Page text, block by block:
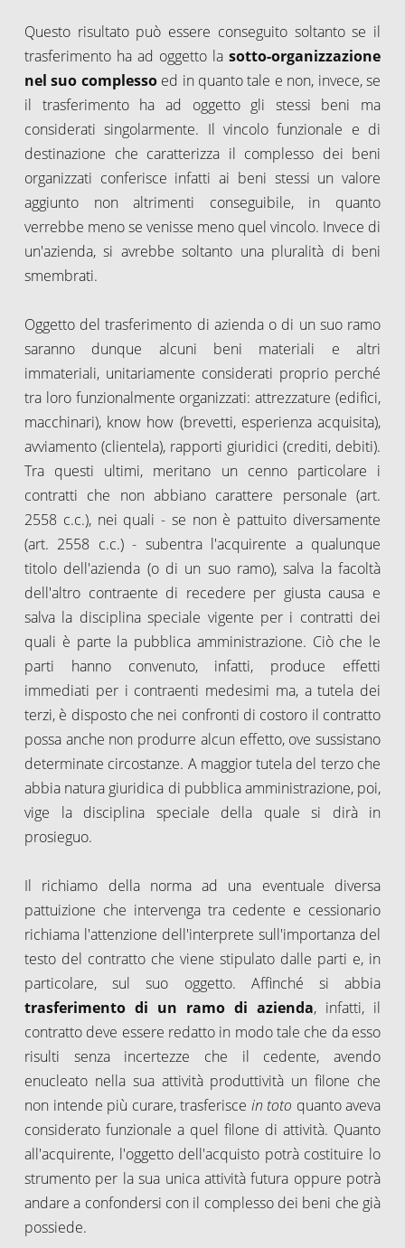
Questo risultato può essere conseguito soltanto se il
trasferimento ha ad oggetto la sotto-organizzazione
nel suo complessoed in quanto tale e non, invece, se
il trasferimento ha ad oggetto gli stessi beni ma
considerati singolarmente. Il vincolo funzionale e di
destinazione che caratterizza il complesso dei beni
organizzati conferisce infatti ai beni stessi un valore
aggiunto non altrimenti conseguibile, in quanto
verrebbe meno se venisse meno quel vincolo. Invece di
un'azienda, si avrebbe soltanto una pluralità di beni
smembrati.
Oggetto del trasferimento di azienda o di un suo ramo
saranno dunque alcuni beni materiali e altri
immateriali, unitariamente considerati proprio perché
tra loro funzionalmente organizzati: attrezzature (edifici,
macchinari), know how (brevetti, esperienza acquisita),
avviamento (clientela), rapporti giuridici (crediti, debiti).
Tra questi ultimi, meritano un cenno particolare i
contratti che non abbiano carattere personale (art.
2558 c.c.), nei quali - se non è pattuito diversamente
(art. 2558 c.c.) - subentra l'acquirente a qualunque
titolo dell'azienda (o di un suo ramo), salva la facoltà
dell'altro contraente di recedere per giusta causa e
salva la disciplina speciale vigente per i contratti dei
quali è parte la pubblica amministrazione. Ciò che le
parti hanno convenuto, infatti, produce effetti
immediati per i contraenti medesimi ma, a tutela dei
terzi, è disposto che nei confronti di costoro il contratto
possa anche non produrre alcun effetto, ove sussistano
determinate circostanze. A maggior tutela del terzo che
abbia natura giuridica di pubblica amministrazione, poi,
vige la disciplina speciale della quale si dirà in
prosieguo.
Il richiamo della norma ad una eventuale diversa
pattuizione che intervenga tra cedente e cessionario
richiama l'attenzione dell'interprete sull'importanza del
testo del contratto che viene stipulato dalle parti e, in
particolare, sul suo oggetto. Affinché si abbia
trasferimento di un ramo di azienda, infatti, il
contratto deve essere redatto in modo tale che da esso
risulti senza incertezze che il cedente, avendo
enucleato nella sua attività produttività un filone che
non intende più curare, trasferisce in toto quanto aveva
considerato funzionale a quel filone di attività. Quanto
all'acquirente, l'oggetto dell'acquisto potrà costituire lo
strumento per la sua unica attività futura oppure potrà
andare a confondersi con il complesso dei beni che già
possiede.